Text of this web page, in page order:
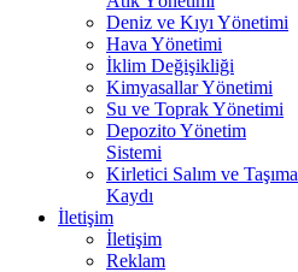
Deniz ve Kıyı Yönetimi
Hava Yönetimi
İklim Değişikliği
Kimyasallar Yönetimi
Su ve Toprak Yönetimi
Depozito Yönetim
Sistemi
Kirletici Salım ve Taşıma
Kaydı
İletişim
İletişim
Reklam